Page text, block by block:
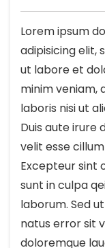
Lorem ipsum
adipisicing elit,
ut labore et
minim veniam,
laboris nisi ut
Duis aute irure
velit esse
Excepteur sint
sunt in culpa
laborum. Sed
natus error sit
doloremque